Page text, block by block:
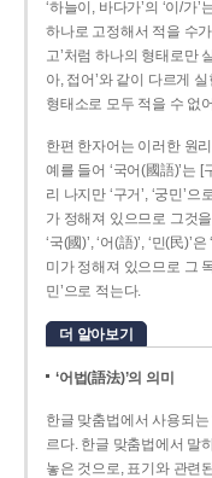
‘하늘이, 바다가’의 ‘이/가
하나로 고정해서 적을 수가
고’처럼 하나의 형태로만
아, 접어’와 같이 다르게
형태소로 모두 적을 수 없
한편 한자어는 이러한 원
예를 들어 ‘국어(國語)’는 [
리 나지만 ‘구거’, ‘궁민’
가 정해져 있으므로 그것
‘국(國)’, ‘어(語)’, ‘민(民)’
미가 정해져 있으므로 그
민’으로 적는다.
더 알아보기
‘어법(語法)’의 의미
한글 맞춤법에서 사용되는
르다. 한글 맞춤법에서 말
놓은 것으로, 표기와 관련